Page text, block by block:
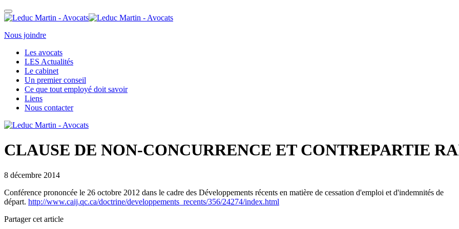
Nous joindre
Les avocats
LES Actualités
Le cabinet
Un premier conseil
Ce que tout employé doit savoir
Liens
Nous contacter
CLAUSE DE NON-CONCURRENCE ET CONTREPARTIE
8 décembre 2014
Conférence prononcée le 26 octobre 2012 dans le cadre des Développements récents en matière de cessation d'emploi et d'indemnités de
départ. http://www.caij.qc.ca/doctrine/developpements_recents/356/24274/index.html
Partager cet article